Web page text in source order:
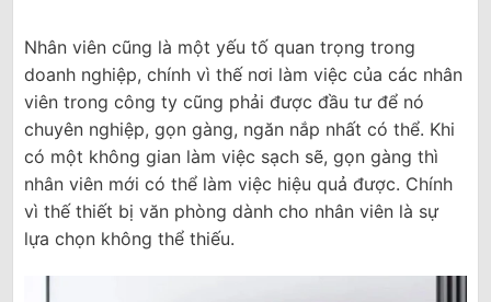
Nhân viên cũng là một yếu tố quan trọng trong
doanh nghiệp, chính vì thế nơi làm việc của các nhân
viên trong công ty cũng phải được đầu tư để nó
chuyên nghiệp, gọn gàng, ngăn nắp nhất có thể. Khi
có một không gian làm việc sạch sẽ, gọn gàng thì
nhân viên mới có thể làm việc hiệu quả được. Chính
vì thế thiết bị văn phòng dành cho nhân viên là sự
lựa chọn không thể thiếu.